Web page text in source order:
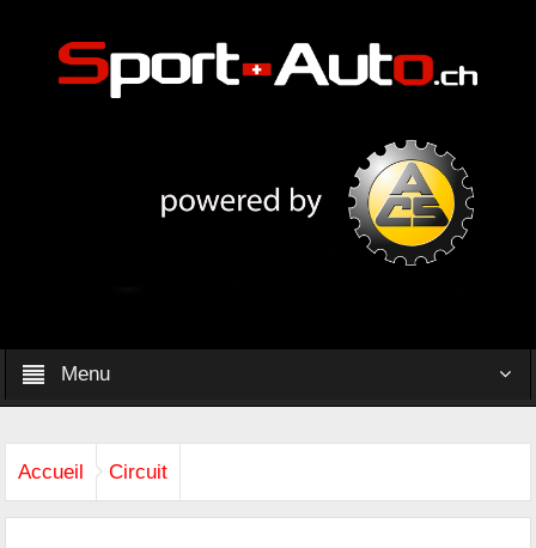
Menu
Accueil Circuit